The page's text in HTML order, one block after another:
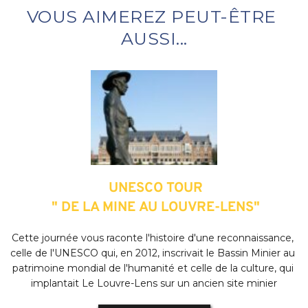
de Vente en bas de page)
VOUS AIMEREZ PEUT-ÊTRE
AUSSI...
UNESCO TOUR
" DE LA MINE AU LOUVRE-LENS"
Cette journée vous raconte l'histoire d'une reconnaissance,
celle de l'UNESCO qui, en 2012, inscrivait le Bassin Minier au
patrimoine mondial de l'humanité et celle de la culture, qui
implantait Le Louvre-Lens sur un ancien site minier